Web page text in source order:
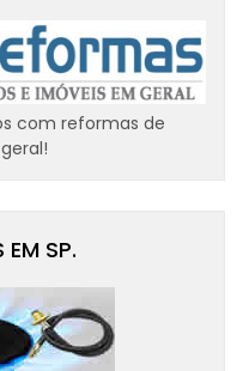
com reformas de
SP.